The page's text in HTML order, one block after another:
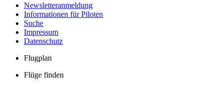
Newsletteranmeldung
Informationen für Piloten
Suche
Impressum
Datenschutz
Flugplan
Flüge finden